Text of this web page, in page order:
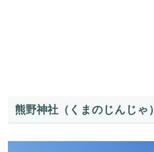
熊野神社（くまのじんじゃ）